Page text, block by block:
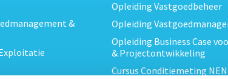
&
Opleiding Vastgoedbeheer
Opleiding
Opleiding Business Case
& Projectontwikkeling
Cursus Conditiemeting NEN